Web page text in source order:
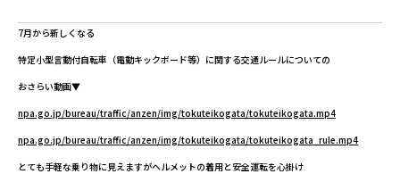
7月から新しくなる
特定小型言動付自転車（電動キックボード等）に関する交通ルールについての
おさらい動画▼
npa.go.jp/bureau/traffic/anzen/img/tokuteikogata/tokuteikogata.mp4
npa.go.jp/bureau/traffic/anzen/img/tokuteikogata/tokuteikogata_rule.mp4
とても手軽な乗り物に見えますがヘルメットの着用と安全運転を心掛け